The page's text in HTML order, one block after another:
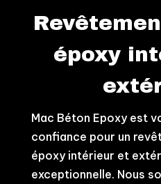
époxy
Mac Béton Epoxy est
confiance pour un
époxy intérieur et
exceptionnelle. Nous